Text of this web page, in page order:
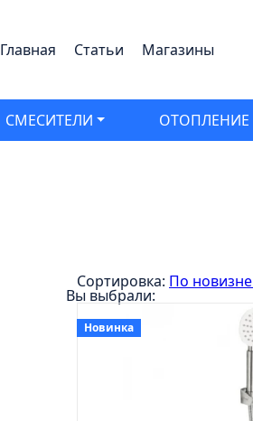
Главная Статьи Магазины
СМЕСИТЕЛИ ОТОПЛЕНИЕ
Сортировка: По новизне
Вы выбрали:
Новинка